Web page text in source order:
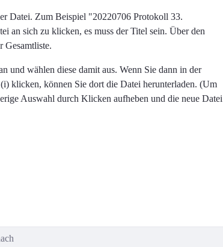
Datei. Zum Beispiel "20220706 Protokoll 33.
an sich zu klicken, es muss der Titel sein. Über den
Gesamtliste.
und wählen diese damit aus. Wenn Sie dann in der
klicken, können Sie dort die Datei herunterladen. (Um
Auswahl durch Klicken aufheben und die neue Datei